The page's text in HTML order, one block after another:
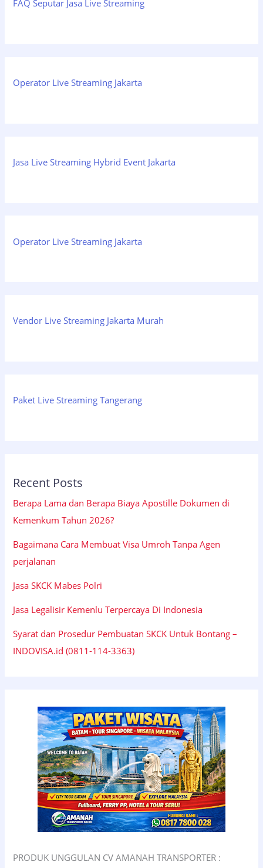
FAQ Seputar Jasa Live Streaming
Operator Live Streaming Jakarta
Jasa Live Streaming Hybrid Event Jakarta
Operator Live Streaming Jakarta
Vendor Live Streaming Jakarta Murah
Paket Live Streaming Tangerang
Recent Posts
Berapa Lama dan Berapa Biaya Apostille Dokumen di
Kemenkum Tahun 2026?
Bagaimana Cara Membuat Visa Umroh Tanpa Agen
perjalanan
Jasa SKCK Mabes Polri
Jasa Legalisir Kemenlu Terpercaya Di Indonesia
Syarat dan Prosedur Pembuatan SKCK Untuk Bontang –
INDOVISA.id (0811-114-3363)
PRODUK UNGGULAN CV AMANAH TRANSPORTER :